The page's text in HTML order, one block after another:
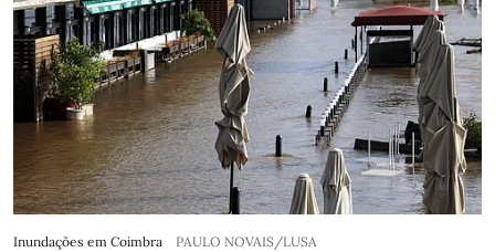
Inundações em Coimbra PAULO NOVAIS/LUSA